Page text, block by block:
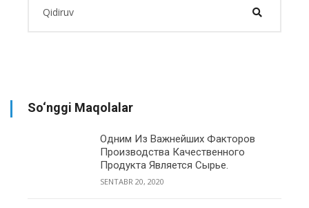
So‘nggi Maqolalar
Одним Из Важнейших Факторов
Производства Качественного
Продукта Является Сырье.
SENTABR 20, 2020